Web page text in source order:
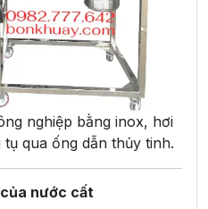
nghiệp bằng inox, hơi
qua ống dẫn thủy tinh.
nước cất